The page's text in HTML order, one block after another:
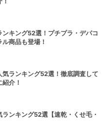
キング52選！プチプラ・デパコ
商品も登場！
気ランキング52選！徹底調査して
介！
ランキング52選【速乾・くせ毛・